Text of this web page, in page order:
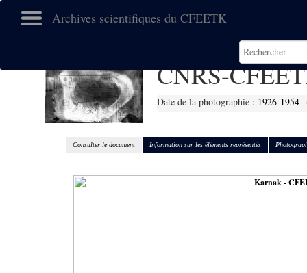
Archives scientifiques du CFEETK
CNRS-
Date de la photographie : 1926-1954
Consulter le document Information sur les éléments représentés